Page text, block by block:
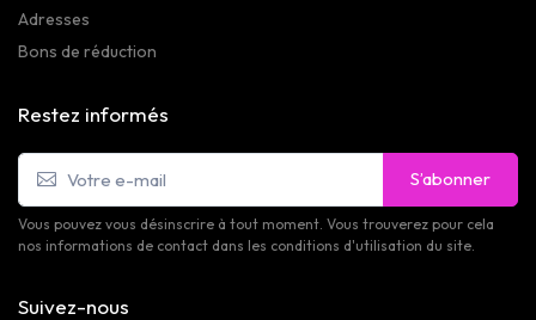
Adresses
Bons de réduction
Restez informés
S’abonner
Vous pouvez vous désinscrire à tout moment. Vous trouverez pour cela
nos informations de contact dans les conditions d'utilisation du site.
Suivez-nous